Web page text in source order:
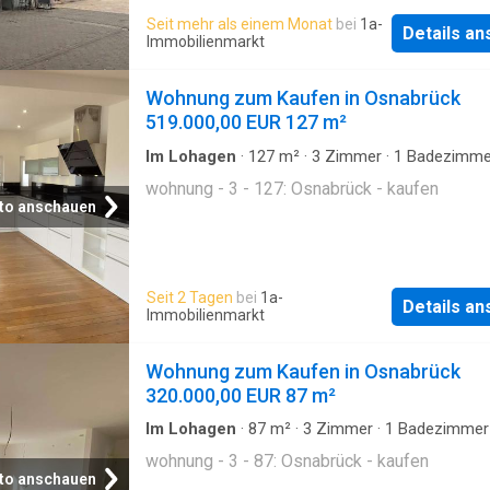
Wohnung und wird mit 70 €/Monat
Ihr Fahrzeug sicher und witterungsgeschützt
ruhigen Wohnviervon Osnabrück, das durch
gute Infrastruktur überzeugt.
Schulen, Kindergärten sowie der öffentlic
Seit mehr als einem Monat bei 1a-
Immobilienmarkt
Details
anschauen
Wohnung zum Kaufen in Osnabrück
519.000,00 EUR 127 m²
Im Lohagen · 127 m² · 3 Zimmer · 1
wohnung - 3 - 127: Osnabrück - kaufen
Seit 2 Tagen bei 1a-
Immobilienmarkt
Details
anschauen
Wohnung zum Kaufen in Osnabrück
320.000,00 EUR 87 m²
Im Lohagen · 87 m² · 3 Zimmer · 1 Badezimmer
wohnung - 3 - 87: Osnabrück - kaufen